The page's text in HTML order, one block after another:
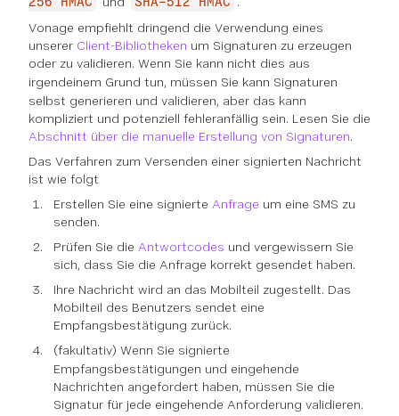
256 HMAC
SHA-512 HMAC
Vonage empfiehlt dringend die Verwendung eines
unserer Client-Bibliotheken um Signaturen zu erzeugen
oder zu validieren. Wenn Sie kann nicht dies aus
irgendeinem Grund tun, müssen Sie kann Signaturen
selbst generieren und validieren, aber das kann
kompliziert und potenziell fehleranfällig sein. Lesen Sie die
Abschnitt über die manuelle Erstellung von Signaturen.
Das Verfahren zum Versenden einer signierten Nachricht
ist wie folgt
Erstellen Sie eine signierte Anfrage um eine SMS zu
senden.
Prüfen Sie die Antwortcodes und vergewissern Sie
sich, dass Sie die Anfrage korrekt gesendet haben.
Ihre Nachricht wird an das Mobilteil zugestellt. Das
Mobilteil des Benutzers sendet eine
Empfangsbestätigung zurück.
(fakultativ) Wenn Sie signierte
Empfangsbestätigungen und eingehende
Nachrichten angefordert haben, müssen Sie die
Signatur für jede eingehende Anforderung validieren.